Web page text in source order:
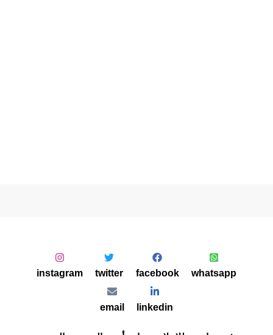
whatsapp
facebook
twitter
instagram
linkedin
email